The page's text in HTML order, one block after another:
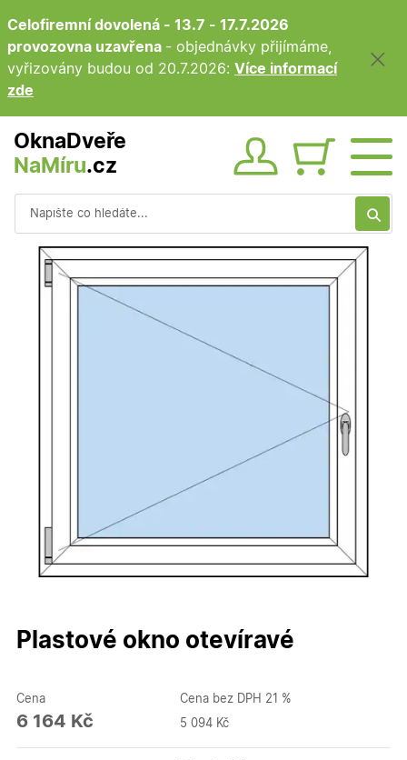
Celofiremní dovolená - 13.7 - 17.7.2026
provozovna uzavřena - objednávky přijímáme,
vyřizovány budou od 20.7.2026: Více informací
zde
OknaDveře
NaMíru.cz Obsah
Vyhledávání
Plastové okno otevíravé
Cena
6 164 Kč
Cena bez DPH 21 %
5 094 Kč